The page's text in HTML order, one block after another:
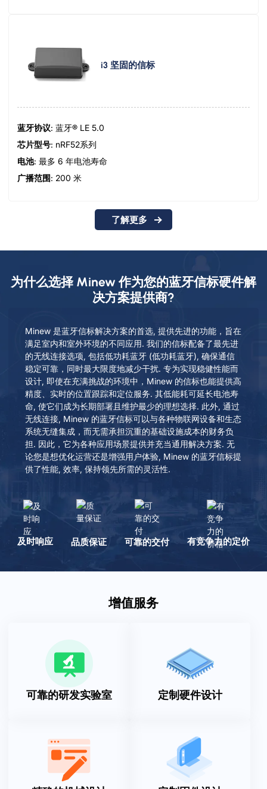
i3 坚固的信标
蓝牙协议: 蓝牙® LE 5.0
芯片型号: nRF52系列
电池: 最多 6 年电池寿命
广播范围: 200 米
了解更多
为什么选择 Minew 作为您的蓝牙信标硬件解
决方案提供商?
Minew 是蓝牙信标解决方案的首选, 提供先进的功能，旨在
满足室内和室外环境的不同应用. 我们的信标配备了最先进
的无线连接选项, 包括低功耗蓝牙 (低功耗蓝牙), 确保通信
稳定可靠，同时最大限度地减少干扰. 专为实现稳健性能而
设计, 即使在充满挑战的环境中，Minew 的信标也能提供高
精度、实时的位置跟踪和定位服务. 其低能耗可延长电池寿
命, 使它们成为长期部署且维护最少的理想选择. 此外, 通过
无线连接, Minew 的蓝牙信标可以与各种物联网设备和生态
系统无缝集成，而无需承担沉重的基础设施成本的财务负
担. 因此，它为各种应用场景提供并充当通用解决方案. 无
论您是想优化运营还是增强用户体验, Minew 的蓝牙信标提
供了性能, 效率, 保持领先所需的灵活性.
及时响应 品质保证 可靠的交付 有竞争力的定价
增值服务
可靠的研发实验室 定制硬件设计